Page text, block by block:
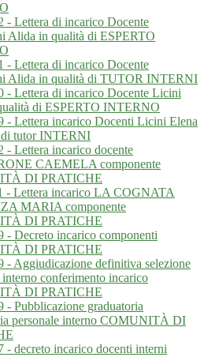
- Lettera di incarico Docente
Alida in qualità di ESPERTO
- Lettera di incarico Docente
Alida in qualità di TUTOR INTERNI
- Lettera di incarico Docente Licini
di ESPERTO INTERNO
- Lettera incarico Docenti Licini Elena
tutor INTERNI
- Lettera incarico docente
CAEMELA componente
DI PRATICHE
- Lettera incarico LA COGNATA
MARIA componente
DI PRATICHE
- Decreto incarico componenti
DI PRATICHE
- Aggiudicazione definitiva selezione
interno conferimento incarico
DI PRATICHE
- Pubblicazione graduatoria
personale interno COMUNITÀ DI
- decreto incarico docenti interni